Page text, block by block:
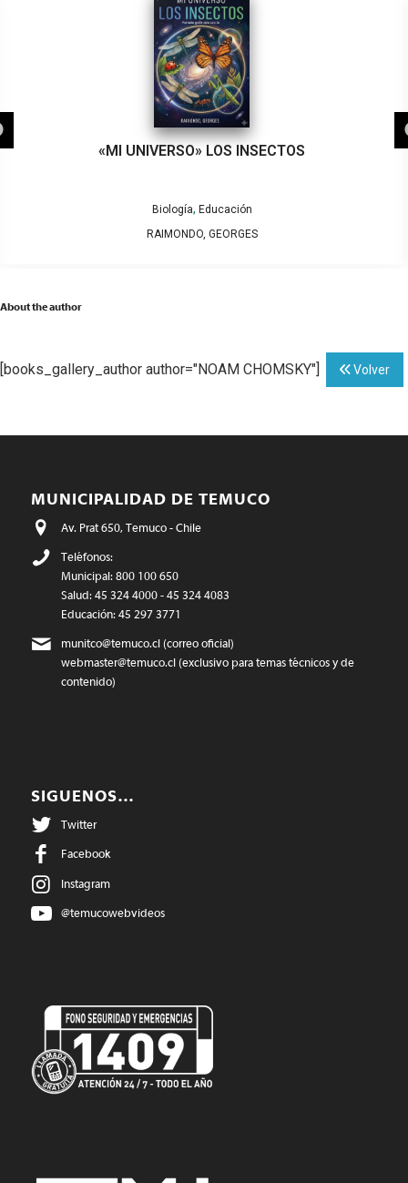
«MI UNIVERSO» LOS INSECTOS
Biología, Educación
RAIMONDO, GEORGES
About the author
[books_gallery_author author="NOAM CHOMSKY"] Volver
MUNICIPALIDAD DE TEMUCO
Av. Prat 650, Temuco - Chile
Teléfonos:
Municipal: 800 100 650
Salud: 45 324 4000 - 45 324 4083
Educación: 45 297 3771
munitco@temuco.cl(correo oficial)
webmaster@temuco.cl(exclusivo para temas técnicos y de
contenido)
SIGUENOS…
Twitter
Facebook
Instagram
@temucowebvideos